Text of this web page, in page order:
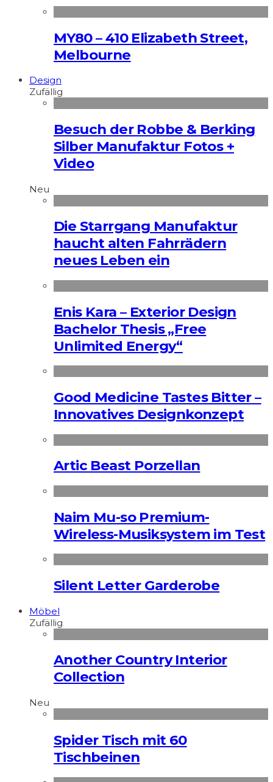
MY80 – 410 Elizabeth Street,
Melbourne
Design
Zufällig
Besuch der Robbe & Berking
Silber Manufaktur Fotos +
Video
Neu
Die Starrgang Manufaktur
haucht alten Fahrrädern
neues Leben ein
Enis Kara – Exterior Design
Bachelor Thesis „Free
Unlimited Energy“
Good Medicine Tastes Bitter –
Innovatives Designkonzept
Artic Beast Porzellan
Naim Mu-so Premium-
Wireless-Musiksystem im Test
Silent Letter Garderobe
Möbel
Zufällig
Another Country Interior
Collection
Neu
Spider Tisch mit 60
Tischbeinen